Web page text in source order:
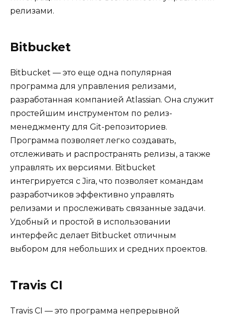
релизами.
Bitbucket
Bitbucket — это еще одна популярная
программа для управления релизами,
разработанная компанией Atlassian. Она служит
простейшим инструментом по релиз-
менеджменту для Git-репозиториев.
Программа позволяет легко создавать,
отслеживать и распространять релизы, а также
управлять их версиями. Bitbucket
интегрируется с Jira, что позволяет командам
разработчиков эффективно управлять
релизами и прослеживать связанные задачи.
Удобный и простой в использовании
интерфейс делает Bitbucket отличным
выбором для небольших и средних проектов.
Travis CI
Travis CI — это программа непрерывной